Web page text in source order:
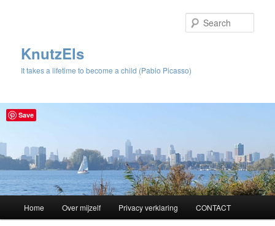
KnutzEls
It takes a lifetime to become a child (Pablo Picasso)
Skip
Home Over mijzelf Privacy verklaring CONTACT
Save